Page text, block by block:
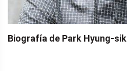
Biografía de Park Hyung-sik